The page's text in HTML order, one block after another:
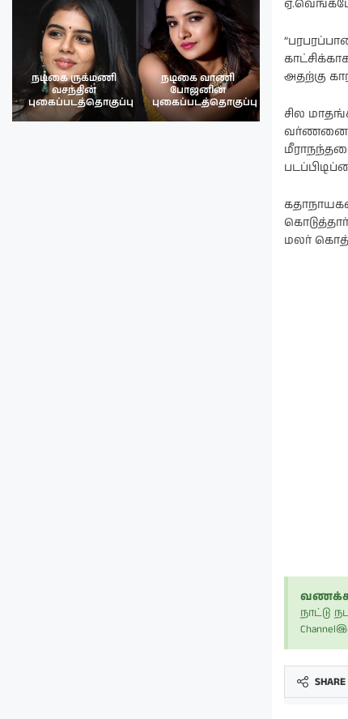
நடிகை ருக்மணி
வசந்தின்
புகைப்படத்தொகுப்பு
நடிகை வாணி
போஜனின்
புகைப்படத்தொகுப்பு
நடிகை
அதற்கு
சில
மலர்
வணக்கம்
நாட்டு
SHARE